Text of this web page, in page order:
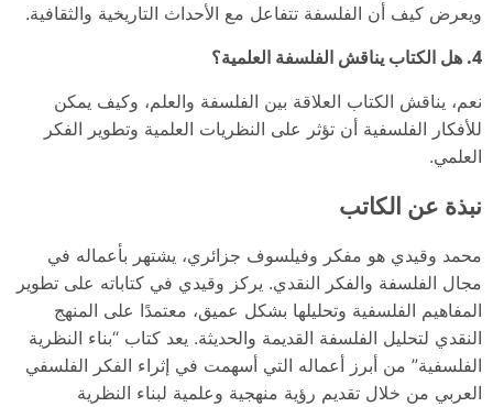
ويعرض كيف أن الفلسفة تتفاعل مع الأحداث التاريخية والثقافية.
4. هل الكتاب يناقش الفلسفة العلمية؟
نعم، يناقش الكتاب العلاقة بين الفلسفة والعلم، وكيف يمكن
للأفكار الفلسفية أن تؤثر على النظريات العلمية وتطوير الفكر
العلمي.
نبذة عن الكاتب
محمد وقيدي هو مفكر وفيلسوف جزائري، يشتهر بأعماله في
مجال الفلسفة والفكر النقدي. يركز وقيدي في كتاباته على تطوير
المفاهيم الفلسفية وتحليلها بشكل عميق، معتمدًا على المنهج
النقدي لتحليل الفلسفة القديمة والحديثة. يعد كتاب “بناء النظرية
الفلسفية” من أبرز أعماله التي أسهمت في إثراء الفكر الفلسفي
العربي من خلال تقديم رؤية منهجية وعلمية لبناء النظرية